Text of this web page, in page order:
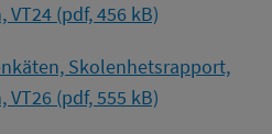
(pdf, 456 kB)
Skolenhetsrapport,
(pdf, 555 kB)